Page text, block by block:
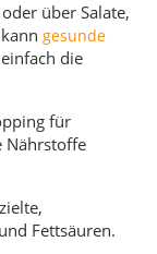
über Salate,
gesunde
die
für
Nährstoffe
Fettsäuren.